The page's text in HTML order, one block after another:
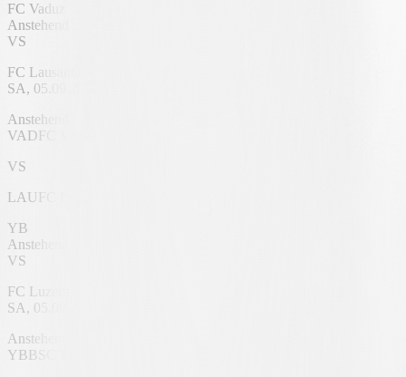
FC Vaduz
Anstehend
VS
FC Lausanne
SA, 05.09.2026, 16:00 UHR
Anstehend
VADFC Vaduz
VS
LAU FC Lausanne
YB
Anstehend
VS
FC Luzern
SA, 05.09.2026, 16:00 UHR
Anstehend
YBBSC Young Boys